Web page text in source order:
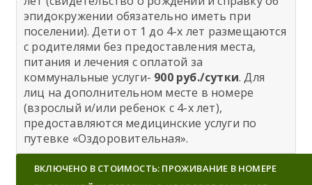
эпидокружении обязательно иметь при
поселении). Дети от 1 до 4-х лет размещаются
с родителями без предоставления места,
питания и лечения с оплатой за
коммунальные услуги- 900 руб./сутки. Для
лиц на дополнительном месте в номере
(взрослый и/или ребенок с 4-х лет),
предоставляются медицинские услуги по
путевке «Оздоровительная».
ВКЛЮЧЕНО В СТОИМОСТЬ: ПРОЖИВАНИЕ В НОМЕРЕ